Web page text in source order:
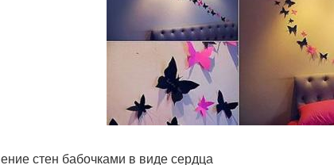
стен бабочками в виде сердца